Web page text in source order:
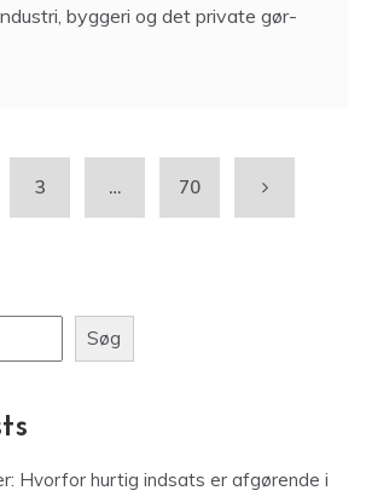
byggeri og det private gør-
3 … 70
Søg
Hvorfor hurtig indsats er afgørende i